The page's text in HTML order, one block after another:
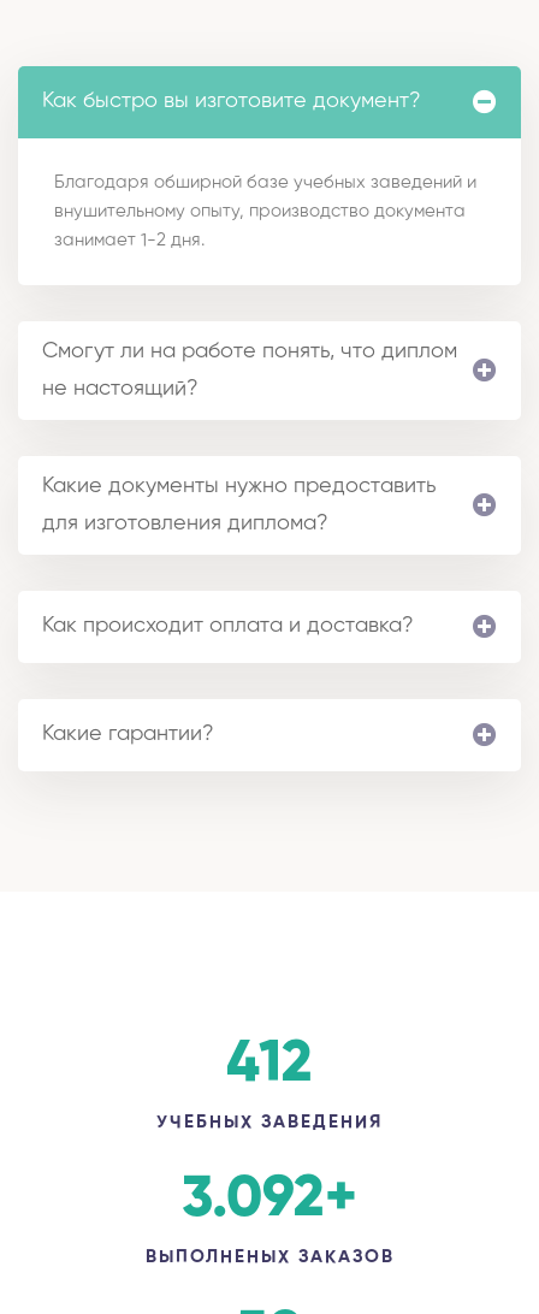
Как быстро вы изготовите документ?
Благодаря обширной базе учебных заведений и
внушительному опыту, производство документа
занимает 1-2 дня.
Смогут ли на работе понять, что диплом
не настоящий?
Какие документы нужно предоставить
для изготовления диплома?
Как происходит оплата и доставка?
Какие гарантии?
412
УЧЕБНЫХ ЗАВЕДЕНИЯ
3.092+
ВЫПОЛНЕНЫХ ЗАКАЗОВ